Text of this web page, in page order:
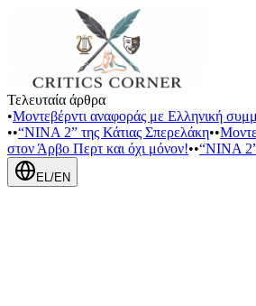
Τελευταία άρθρα
•Μοντεβέρντι αναφοράς με Ελληνική
••“NINA 2” της Κάτιας Σπερελάκη••
στον Άρβο Περτ και όχι μόνον!••“NINA
EL/EN